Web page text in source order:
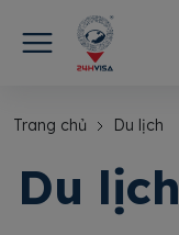
Trang chủ Du lịch
Du lịch